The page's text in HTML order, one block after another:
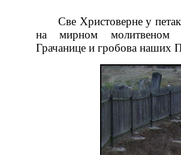
Све Христоверне у
на мирном молитвеном
Грачанице и гробова наших